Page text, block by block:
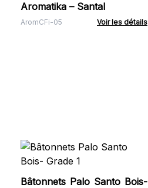
Aromatika – Santal
AromCFi-05 Voir les détails
Bâtonnets Palo Santo Bois-